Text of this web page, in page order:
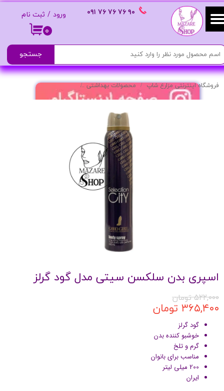
۰
ورود / ثبت نام
حساب کاربری من
تغییر گذر واژه
سفارشات
خروج از حساب کاربری
٩٠ ٧۶ ٧۶ ٧۶ ٠٩١
جستجو
فروشگاه اینترنتی مزارع شاپ محصولات بهداشتی اسپری بدن سلکسن سیتی
اسپری بدن سلکسن سیتی مدل گود گرلز
۵۲۲,۰۰۰ تومان
۳۶۵,۴۰۰ تومان
گود گرلز
خوشبو کننده بدن
گرم و تلخ
مناسب برای بانوان
200 میلی لیتر
ایران